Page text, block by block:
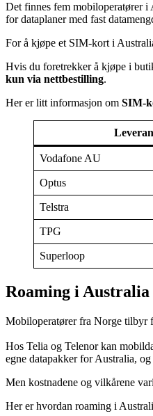
Det finnes fem mobiloperatører
for dataplaner med fast
For å kjøpe et SIM-kort i
Hvis du foretrekker å kjøpe i
kun via nettbestilling.
Her er litt informasjon om SIM-
Vodafone AU
Optus
Telstra
TPG
Superloop
Roaming i Australia
Mobiloperatører fra Norge tilbyr
Hos Telia og Telenor kan
egne datapakker for Australia,
Men kostnadene og vilkårene
Her er hvordan roaming i